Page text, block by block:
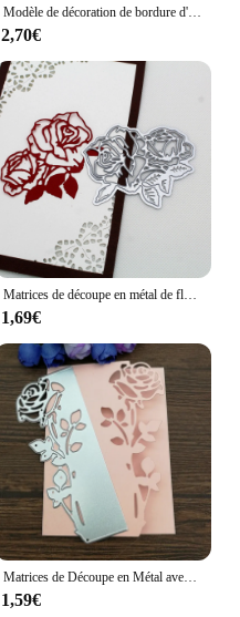
Modèle de décoration de bordure d'enveloppe de bord de couverture de carte de papier de bricolage, découpage en métal de fleur, galets découpés, gaufrage de moule, scrapbooking
2,70€
Matrices de découpe en métal de fleur de Rose, pochoirs découpés pour bricolage, carte d'album en papier gaufrage
1,69€
Matrices de Découpe en Métal avec Bordure de Feuilles Roses, Pochoirs Découpés, Bricolage, Scrapbooking, Album, Gaufrage de Cartes en Papier
1,59€